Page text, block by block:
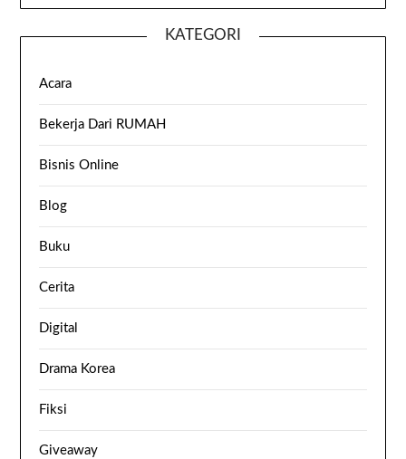
KATEGORI
Acara
Bekerja Dari RUMAH
Bisnis Online
Blog
Buku
Cerita
Digital
Drama Korea
Fiksi
Giveaway